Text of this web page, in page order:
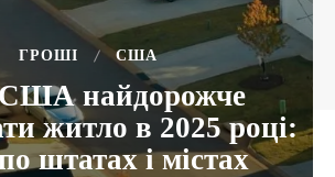
ГРОШІ США
найдорожче
житло в 2025 році:
штатах і містах